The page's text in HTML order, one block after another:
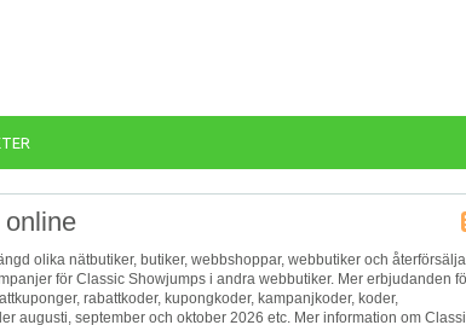
olika nätbutiker, butiker, webbshoppar, webbutiker och
för Classic Showjumps i andra webbutiker. Mer erbjudanden
rabattkoder, kupongkoder, kampanjkoder, koder,
augusti, september och oktober 2026 etc. Mer information om